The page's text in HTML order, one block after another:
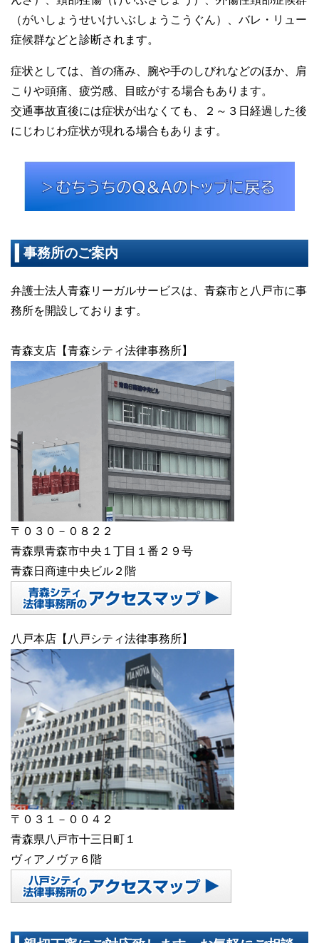
（がいしょうせいけいぶしょうこうぐん）、バレ・リュー
症候群などと診断されます。
症状としては、首の痛み、腕や手のしびれなどのほか、肩
こりや頭痛、疲労感、目眩がする場合もあります。
交通事故直後には症状が出なくても、２～３日経過した後
にじわじわ症状が現れる場合もあります。
事務所のご案内
弁護士法人青森リーガルサービスは、青森市と八戸市に事
務所を開設しております。
青森支店【青森シティ法律事務所】
〒０３０－０８２２
青森県青森市中央１丁目１番２９号
青森日商連中央ビル２階
八戸本店【八戸シティ法律事務所】
〒０３１－００４２
青森県八戸市十三日町１
ヴィアノヴァ６階